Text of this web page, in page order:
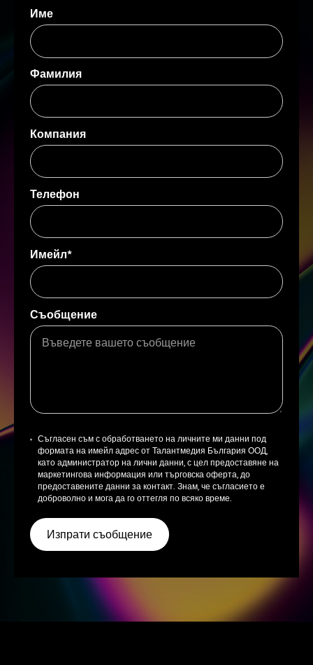
Име
Фамилия
Компания
Телефон
Имейл*
Съобщение
Съгласен съм с обработването на личните ми данни под
формата на имейл адрес от Талантмедия България ООД,
като администратор на лични данни, с цел предоставяне на
маркетингова информация или търговска оферта, до
предоставените данни за контакт. Знам, че съгласието е
доброволно и мога да го оттегля по всяко време.